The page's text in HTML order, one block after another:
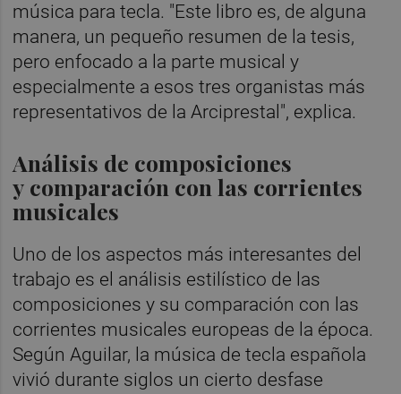
música para tecla. "Este libro es, de alguna
manera, un pequeño resumen de la tesis,
pero enfocado a la parte musical y
especialmente a esos tres organistas más
representativos de la Arciprestal", explica.
Análisis de composiciones
y comparación con las corrientes
musicales
Uno de los aspectos más interesantes del
trabajo es el análisis estilístico de las
composiciones y su comparación con las
corrientes musicales europeas de la época.
Según Aguilar, la música de tecla española
vivió durante siglos un cierto desfase